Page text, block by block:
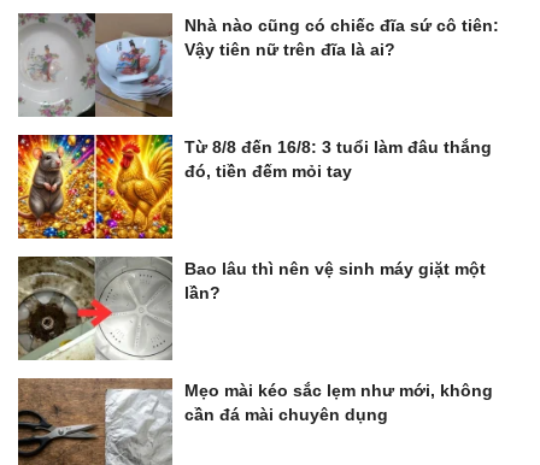
Nhà nào cũng có chiếc đĩa sứ cô tiên:
Vậy tiên nữ trên đĩa là ai?
Từ 8/8 đến 16/8: 3 tuổi làm đâu thắng
đó, tiền đếm mỏi tay
Bao lâu thì nên vệ sinh máy giặt một
lần?
Mẹo mài kéo sắc lẹm như mới, không
cần đá mài chuyên dụng